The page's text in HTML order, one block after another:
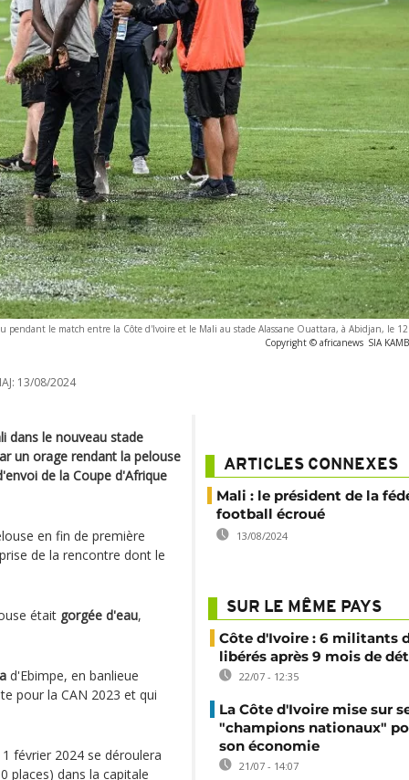
pendant le match entre la Côte d'Ivoire et le Mali au stade Alassane Ouattara, à Abidjan, le
Copyright © africanews SIA
13/08/2024
dans le nouveau stade
un orage rendant la pelouse
de la Coupe d'Afrique
en fin de première
de la rencontre dont le
était gorgée d'eau,
d'Ebimpe, en banlieue
pour la CAN 2023 et qui
février 2024 se déroulera
places) dans la capitale
ARTICLES CONNEXES
Mali : le président de la
football écroué
13/08/2024
SUR LE MÊME PAYS
Côte d'Ivoire : 6 militants
libérés après 9 mois de
22/07 - 12:35
La Côte d'Ivoire mise sur
"champions nationaux"
son économie
21/07 - 14:07